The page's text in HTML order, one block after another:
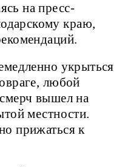
на пресс-
краю,
укрыться
любой
вышел на
местности.
прижаться к